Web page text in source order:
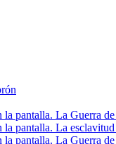
pantalla. La Guerra
pantalla. La
pantalla. La Guerra